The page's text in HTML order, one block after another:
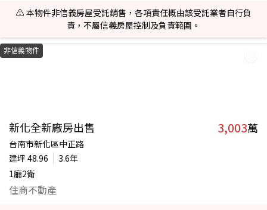
⚠️ 本物件非信義房屋受託銷售，各項責任概由該受託業者自行負
責，不屬信義房屋控制及負責範圍。
非信義物件
新化全新廠房出售 3,003萬
台南市新化區中正路
建坪 48.96
3.6年
1廳2衛
住商不動產